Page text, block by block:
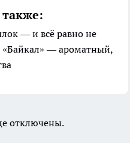
— и всё равно не
— ароматный,
отключены.